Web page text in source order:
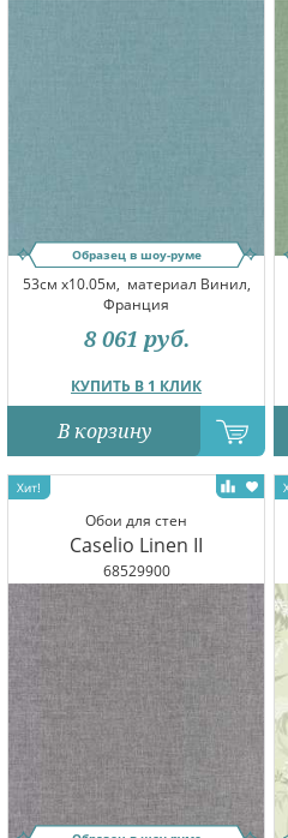
Образец в шоу-руме
53см x10.05м, материал Винил,
Франция
КУПИТЬ В 1 КЛИК
8 061 руб.
В корзину
Обои для стен
Caselio Linen II
68529900